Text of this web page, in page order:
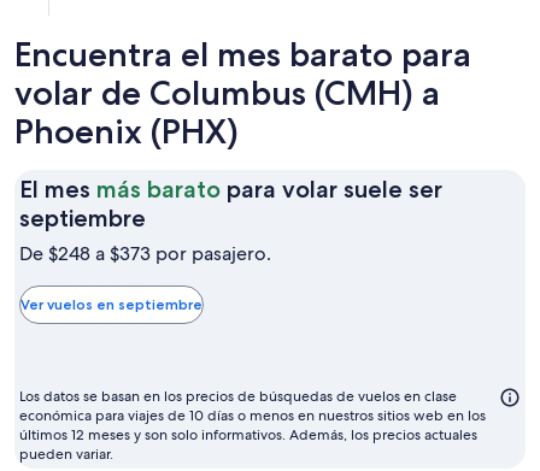
Encuentra el mes barato para
volar de Columbus (CMH) a
Phoenix (PHX)
El mes más barato para volar suele ser
septiembre
mes
barato
para
suele
ser
septiembre
De $248 a $373 por pasajero.
Ver vuelos en septiembre
Los datos se basan en los precios de búsquedas de vuelos en clase
económica para viajes de 10 días o menos en nuestros sitios web en los
últimos 12 meses y son solo informativos. Además, los precios actuales
pueden variar.